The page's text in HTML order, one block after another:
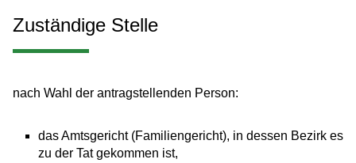
Zuständige Stelle
nach Wahl der antragstellenden Person:
das Amtsgericht (Familiengericht), in dessen Bezirk es
zu der Tat gekommen ist,